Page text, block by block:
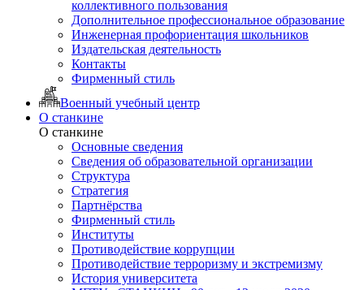
коллективного пользования
Дополнительное профессиональное образование
Инженерная профориентация школьников
Издательская деятельность
Контакты
Фирменный стиль
Военный учебный центр
О станкине
О станкине
Основные сведения
Сведения об образовательной организации
Структура
Стратегия
Партнёрства
Фирменный стиль
Институты
Противодействие коррупции
Противодействие терроризму и экстремизму
История университета